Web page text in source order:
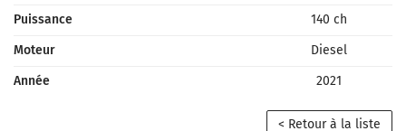
Puissance
140 ch
Moteur
Diesel
Année
2021
< Retour à la liste